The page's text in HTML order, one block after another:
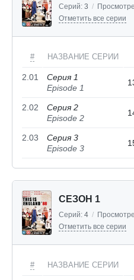
Серий: 3 /
Отметить все серии
# НАЗВАНИЕ СЕРИИ
2.01
Серия 1
Episode 1
2.02
Серия 2
Episode 2
2.03
Серия 3
Episode 3
СЕЗОН 1
Серий: 4 /
Отметить все серии
# НАЗВАНИЕ СЕРИИ